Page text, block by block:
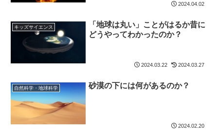
2024.04.02
キッズサイエンス
「地球は丸い」ことがはるか昔に
どうやってわかったのか？
2024.03.22 2024.03.27
自然科学・地球科学 砂漠の下には何があるのか？
2024.02.20